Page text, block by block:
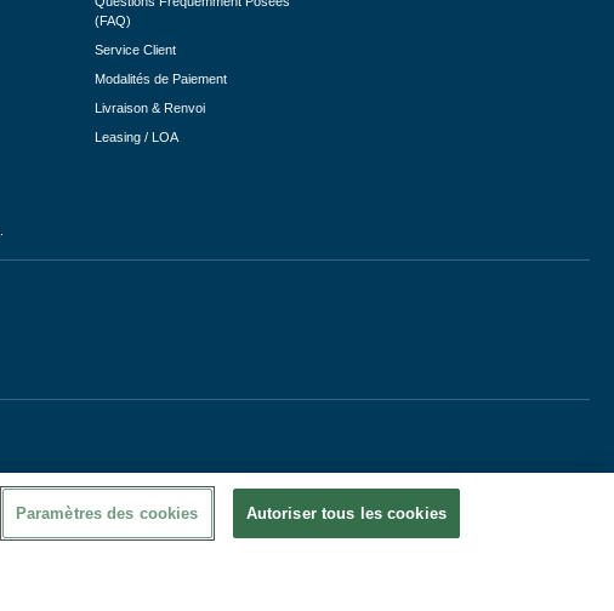
(FAQ)
Service Client
Modalités de Paiement
Livraison & Renvoi
Leasing / LOA
Paramètres des cookies Autoriser tous les cookies